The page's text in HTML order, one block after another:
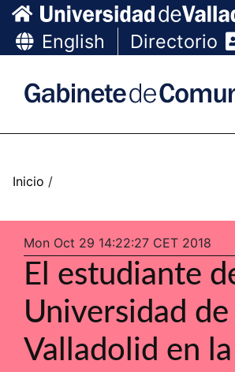
English Directorio
Mon Oct 29 14:22:27 CET 2018
El estudiante
Universidad de
Valladolid en la